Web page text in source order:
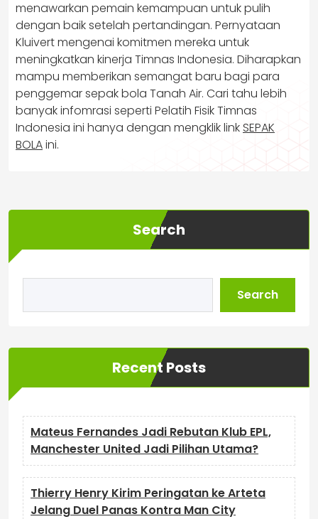
menawarkan pemain kemampuan untuk pulih
dengan baik setelah pertandingan. Pernyataan
Kluivert mengenai komitmen mereka untuk
meningkatkan kinerja Timnas Indonesia. Diharapkan
mampu memberikan semangat baru bagi para
penggemar sepak bola Tanah Air. Cari tahu lebih
banyak infomrasi seperti Pelatih Fisik Timnas
Indonesia ini hanya dengan mengklik linkSEPAK
BOLAini.
Search
Search
Recent Posts
Mateus Fernandes Jadi Rebutan Klub EPL,
Manchester United Jadi Pilihan Utama?
Thierry Henry Kirim Peringatan ke Arteta
Jelang Duel Panas Kontra Man City